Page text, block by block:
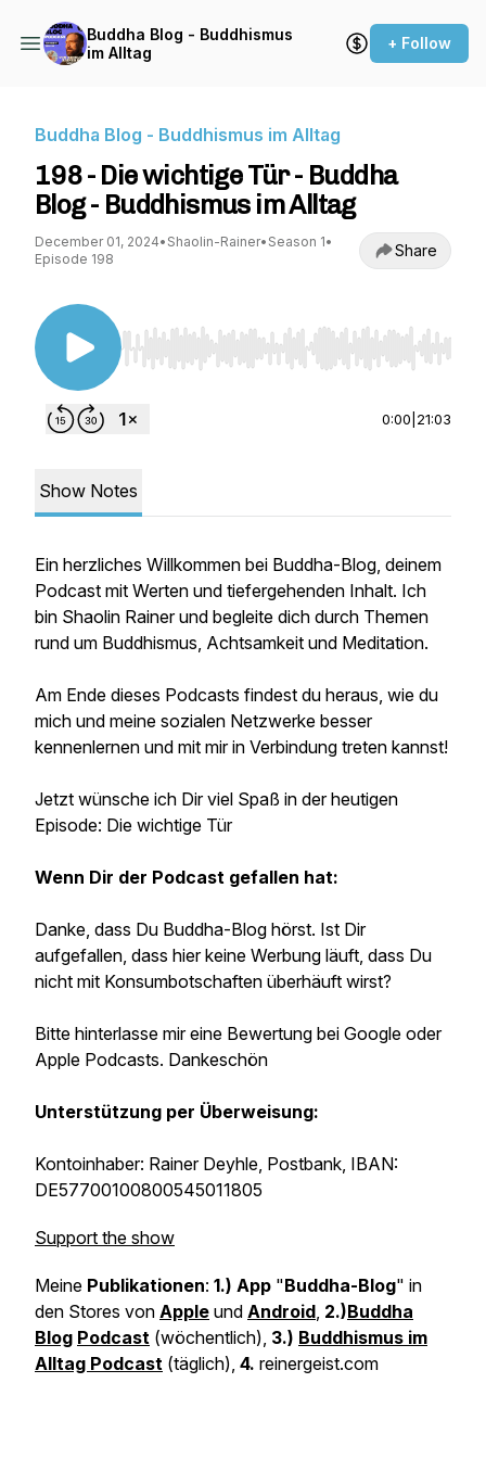
Buddha Blog - Buddhismus
im Alltag
+ Follow
Buddha Blog - Buddhismus im Alltag
198 - Die wichtige Tür - Buddha
Blog - Buddhismus im Alltag
December 01, 2024• Shaolin-Rainer• Season 1•
Episode 198
Share
Use Left/Right to seek, Home/End to jump to
0:00 21:03
Show Notes
Ein herzliches Willkommen bei Buddha-Blog, deinem
Podcast mit Werten und tiefergehenden Inhalt. Ich
bin Shaolin Rainer und begleite dich durch Themen
rund um Buddhismus, Achtsamkeit und Meditation.
Am Ende dieses Podcasts findest du heraus, wie du
mich und meine sozialen Netzwerke besser
kennenlernen und mit mir in Verbindung treten kannst!
Jetzt wünsche ich Dir viel Spaß in der heutigen
Episode: Die wichtige Tür
Wenn Dir der Podcast gefallen hat:
Danke, dass Du Buddha-Blog hörst. Ist Dir
aufgefallen, dass hier keine Werbung läuft, dass Du
nicht mit Konsumbotschaften überhäuft wirst?
Bitte hinterlasse mir eine Bewertung bei Google oder
Apple Podcasts. Dankeschön
Unterstützung per Überweisung:
Kontoinhaber: Rainer Deyhle, Postbank, IBAN:
DE57700100800545011805
Support the show
Meine Publikationen: 1.) App "Buddha-Blog" in
den Stores von Apple und Android, 2.)Buddha
Blog Podcast (wöchentlich), 3.) Buddhismus im
Alltag Podcast (täglich), 4. reinergeist.com